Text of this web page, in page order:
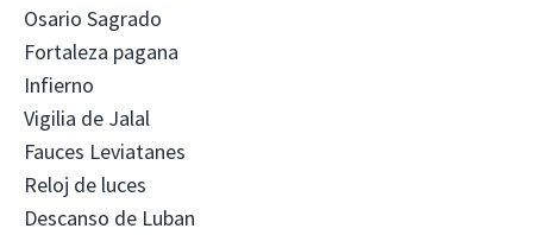
Osario Sagrado
Fortaleza pagana
Infierno
Vigilia de Jalal
Fauces Leviatanes
Reloj de luces
Descanso de Luban